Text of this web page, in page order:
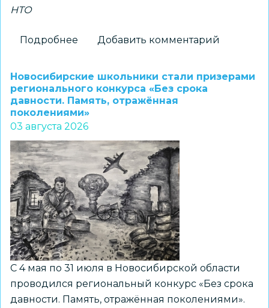
НТО
Подробнее
на
получение
статуса
«Площадка
НТО»
2026–
2027
учебного
года
Добавить комментарий
Новосибирские школьники стали призерами
регионального конкурса «Без срока
давности. Память, отражённая
поколениями»
03 августа 2026
С 4 мая по 31 июля в Новосибирской области
проводился региональный конкурс «Без срока
давности. Память, отражённая поколениями».